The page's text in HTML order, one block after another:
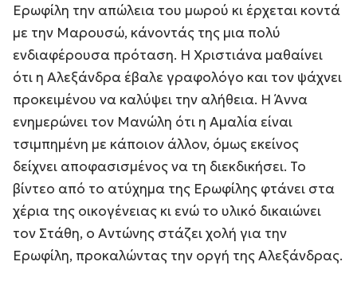
Ερωφίλη την απώλεια του μωρού κι έρχεται κοντά
με την Μαρουσώ, κάνοντάς της μια πολύ
ενδιαφέρουσα πρόταση. Η Χριστιάνα μαθαίνει
ότι η Αλεξάνδρα έβαλε γραφολόγο και τον ψάχνει
προκειμένου να καλύψει την αλήθεια. Η Άννα
ενημερώνει τον Μανώλη ότι η Αμαλία είναι
τσιμπημένη με κάποιον άλλον, όμως εκείνος
δείχνει αποφασισμένος να τη διεκδικήσει. Το
βίντεο από το ατύχημα της Ερωφίλης φτάνει στα
χέρια της οικογένειας κι ενώ το υλικό δικαιώνει
τον Στάθη, ο Αντώνης στάζει χολή για την
Ερωφίλη, προκαλώντας την οργή της Αλεξάνδρας.